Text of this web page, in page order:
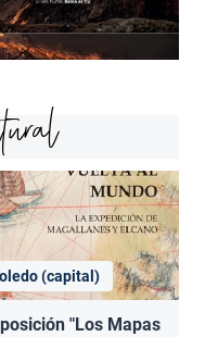
(capital)
"Los Mapas